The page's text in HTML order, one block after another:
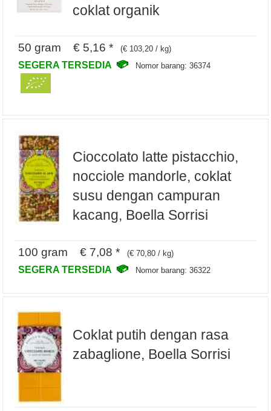
coklat organik
50 gram € 5,16 * (€ 103,20 / kg)
SEGERA TERSEDIA Nomor barang: 36374
Cioccolato latte pistacchio,
nocciole mandorle, coklat
susu dengan campuran
kacang, Boella Sorrisi
100 gram € 7,08 * (€ 70,80 / kg)
SEGERA TERSEDIA Nomor barang: 36322
Coklat putih dengan rasa
zabaglione, Boella Sorrisi